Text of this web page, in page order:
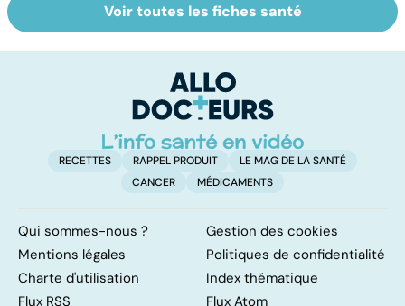
Nécrose : quand
les tissus
Intestin irritable :
le régime
solution ?
Voir toutes les fiches santé
RECETTES RAPPEL PRODUIT
LE MAG DE LA SANTÉ
CANCER
MÉDICAMENTS
Qui sommes-nous ?
Gestion des cookies
Mentions légales
Politiques de confidentialité
Charte d'utilisation
Index thématique
Flux RSS
Flux Atom